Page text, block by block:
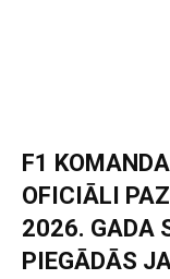
F1
OFICIĀLI
2026. GADA
PIEGĀDĀS